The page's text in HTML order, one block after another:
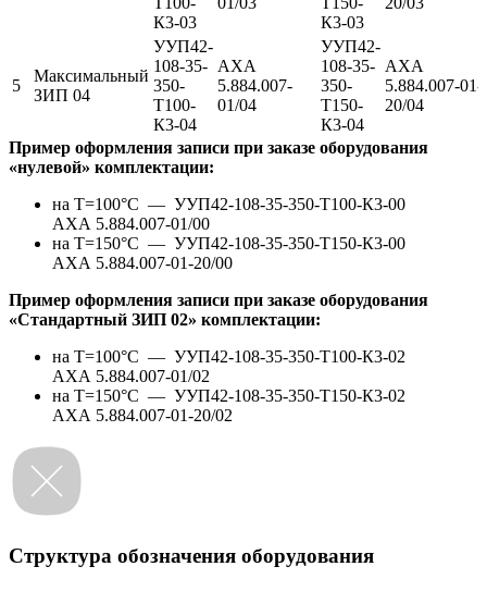
К3-03
К3-03
5
Максимальный
ЗИП 04
УУП42-
108-35-
350-
Т100-
К3-04
АХА
5.884.007-
01/04
УУП42-
108-35-
350-
Т150-
К3-04
АХА
5.884.007-01-
20/04
Пример оформления записи при заказе оборудования
«нулевой» комплектации:
на Т=100°С — УУП42-108-35-350-Т100-К3-00
АХА 5.884.007-01/00
на Т=150°С — УУП42-108-35-350-Т150-К3-00
АХА 5.884.007-01-20/00
Пример оформления записи при заказе оборудования
«Стандартный ЗИП 02» комплектации:
на Т=100°С — УУП42-108-35-350-Т100-К3-02
АХА 5.884.007-01/02
на Т=150°С — УУП42-108-35-350-Т150-К3-02
АХА 5.884.007-01-20/02
Структура обозначения оборудования